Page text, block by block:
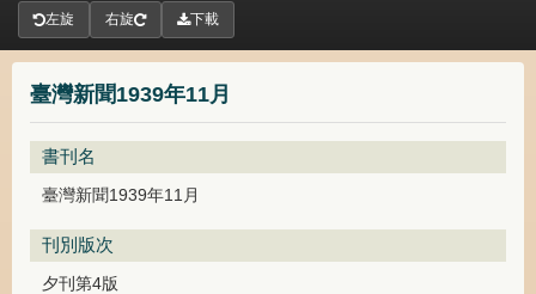
臺灣新聞1939年11月
書刊名
臺灣新聞1939年11月
刊別版次
夕刊第4版
左旋 右旋 下載